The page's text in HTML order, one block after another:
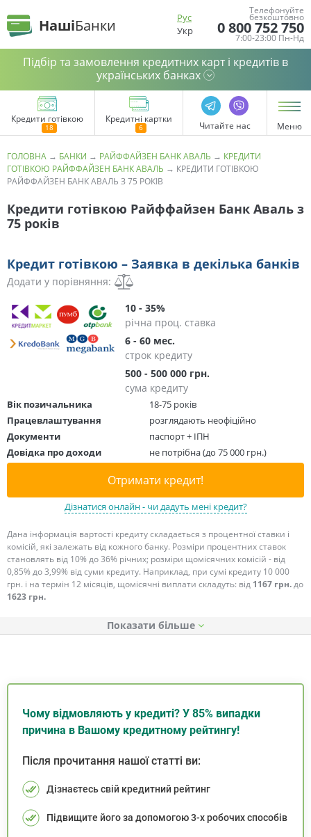
НашіБанки
Рус
Укр
Телефонуйте
безкоштовно
0 800 752 750
7:00-23:00 Пн-Нд
Підбір та замовлення кредитних карт і кредитів в
українських банках
Кредити готівкою Кредитні картки
Читайте нас Меню
ГОЛОВНА → БАНКИ → РАЙФФАЙЗЕН БАНК АВАЛЬ → КРЕДИТИ
ГОТІВКОЮ РАЙФФАЙЗЕН БАНК АВАЛЬ → КРЕДИТИ ГОТІВКОЮ
РАЙФФАЙЗЕН БАНК АВАЛЬ З 75 РОКІВ
Кредити готівкою Райффайзен Банк Аваль з
75 років
Кредит готівкою – Заявка в декілька банків
Додати у порівняння:
10 - 35%
річна проц. ставка
6 - 60 мес.
строк кредиту
500 - 500 000 грн.
сума кредиту
Вік позичальника
18-75 років
Працевлаштування
розглядають неофіційно
Документи
паспорт + ІПН
Довідка про доходи
не потрібна (до 75 000 грн.)
Отримати кредит!
Дізнатися онлайн - чи дадуть мені кредит?
Дана інформація вартості кредиту складається з процентної ставки і
комісій, які залежать від кожного банку. Розміри процентних ставок
становлять від 10% до 36% річних; розміри щомісячних комісій - від
0,85% до 3,99% від суми кредиту. Наприклад, при сумі кредиту 10 000
грн. і на термін 12 місяців, щомісячні виплати складуть: від 1167 грн.до
1623 грн.
Показати
Чому відмовляють у кредиті? У 85% випадки
причина в Вашому кредитному рейтингу!
Після прочитання нашої статті ви:
Дізнаєтесь свій кредитний рейтинг
Підвищите його за допомогою 3-х робочих способів